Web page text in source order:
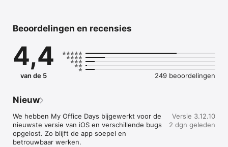
• 24/7 een werkplek, flexplek, lunch of parkeerplaats
reserveren
• Zien welke collega’s wanneer op kantoor zijn
• Eenvoudiger afspreken en samenwerken
organisatie:
• Krijg inzicht in de daadwerkelijke kantoorbezetting
• Registreer woon-werkverkeer en openbaarvervoergebruik
• Bereken reiskosten op basis van daadwerkelijk gemaakte
Beoordelingen en recensies
4,4
van de 5 249 beoordelingen
Nieuw
We hebben My Office Days bijgewerkt voor de
nieuwste versie van iOS en verschillende bugs
opgelost. Zo blijft de app soepel en
betrouwbaar werken.
Versie 3.12.10
2 dgn geleden